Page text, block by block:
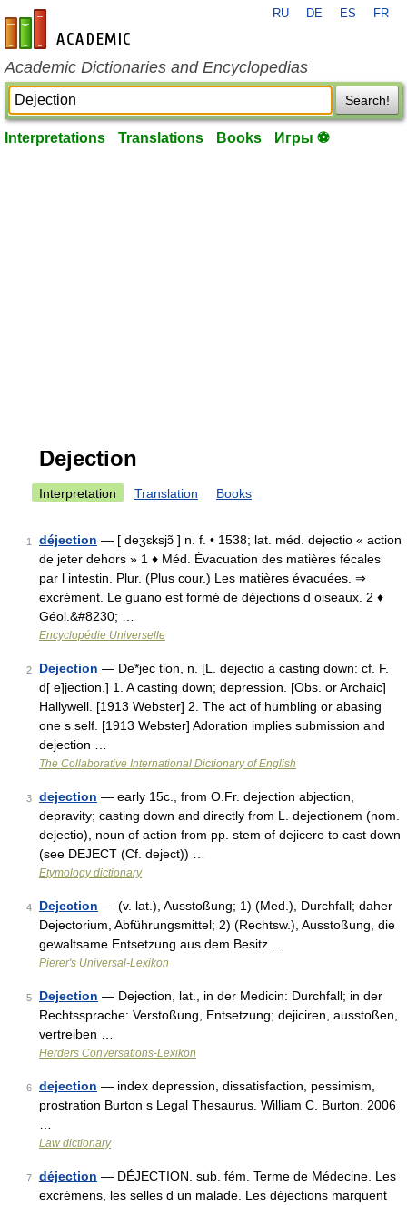
en-academic.com
RU DE ES FR
Academic Dictionaries and Encyclopedias
Search!
Interpretations Translations Books Игры ⚽
Dejection
Interpretation Translation Books
1 déjection — [ deʒɛksjɔ̃ ] n. f. • 1538; lat. méd. dejectio « action
de jeter dehors » 1 ♦ Méd. Évacuation des matières fécales
par l intestin. Plur. (Plus cour.) Les matières évacuées. ⇒
excrément. Le guano est formé de déjections d oiseaux. 2 ♦
Géol.&#8230; …
Encyclopédie Universelle
2 Dejection — De*jec tion, n. [L. dejectio a casting down: cf. F.
d[ e]jection.] 1. A casting down; depression. [Obs. or Archaic]
Hallywell. [1913 Webster] 2. The act of humbling or abasing
one s self. [1913 Webster] Adoration implies submission and
dejection …
The Collaborative International Dictionary of English
3 dejection — early 15c., from O.Fr. dejection abjection,
depravity; casting down and directly from L. dejectionem (nom.
dejectio), noun of action from pp. stem of dejicere to cast down
(see DEJECT (Cf. deject)) …
Etymology dictionary
4 Dejection — (v. lat.), Ausstoßung; 1) (Med.), Durchfall; daher
Dejectorium, Abführungsmittel; 2) (Rechtsw.), Ausstoßung, die
gewaltsame Entsetzung aus dem Besitz …
Pierer's Universal-Lexikon
5 Dejection — Dejection, lat., in der Medicin: Durchfall; in der
Rechtssprache: Verstoßung, Entsetzung; dejiciren, ausstoßen,
vertreiben …
Herders Conversations-Lexikon
6 dejection — index depression, dissatisfaction, pessimism,
prostration Burton s Legal Thesaurus. William C. Burton. 2006
Law dictionary
7 déjection — DÉJECTION. sub. fém. Terme de Médecine. Les
excrémens, les selles d un malade. Les déjections marquent